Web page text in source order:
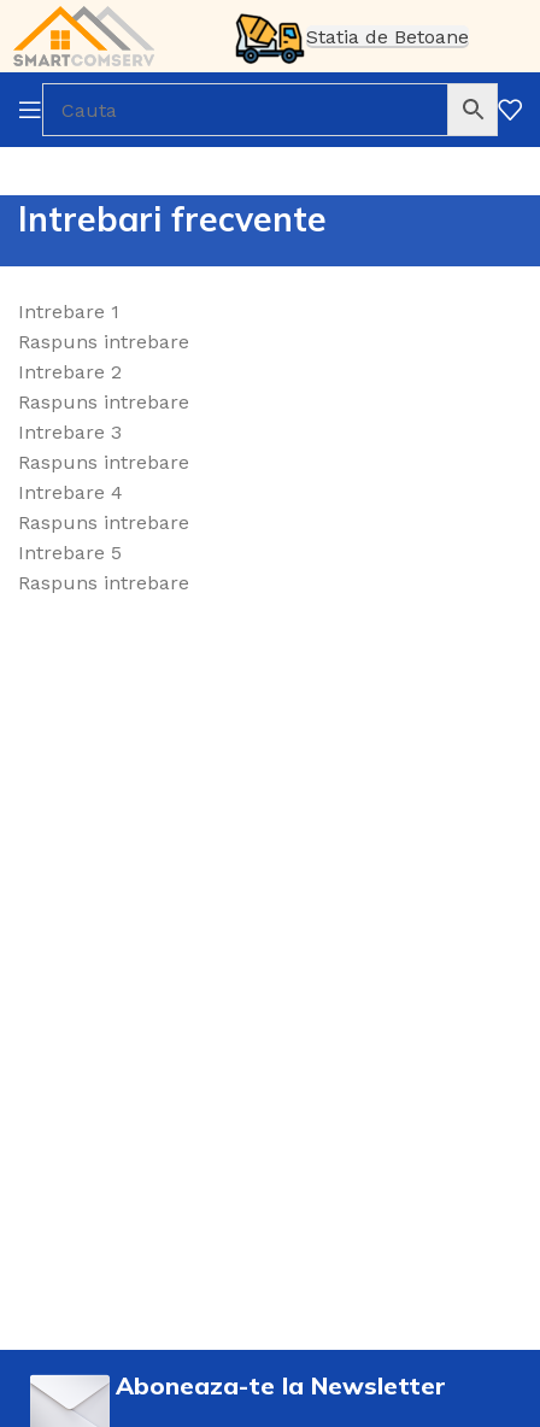
Statia de Betoane
Intrebari frecvente
Intrebare 1
Raspuns intrebare
Intrebare 2
Raspuns intrebare
Intrebare 3
Raspuns intrebare
Intrebare 4
Raspuns intrebare
Intrebare 5
Raspuns intrebare
Aboneaza-te la Newsletter